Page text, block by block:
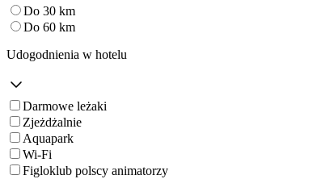
Do 30 km
Do 60 km
Udogodnienia w hotelu
Darmowe leżaki
Zjeżdżalnie
Aquapark
Wi-Fi
Figloklub polscy animatorzy